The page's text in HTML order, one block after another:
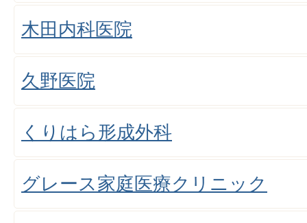
木田内科医院
久野医院
くりはら形成外科
グレース家庭医療クリニック